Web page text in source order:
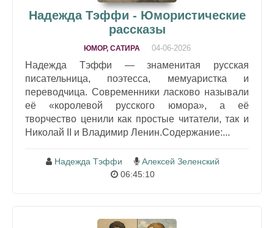
Надежда Тэффи - Юмористические
рассказы
ЮМОР, САТИРА 04-06-2026
Надежда Тэффи — знаменитая русская
писательница, поэтесса, мемуаристка и
переводчица. Современники ласково называли
её «королевой русского юмора», а её
творчество ценили как простые читатели, так и
Николай II и Владимир Ленин.Содержание:...
Надежда Тэффи
Алексей Зеленский
06:45:10